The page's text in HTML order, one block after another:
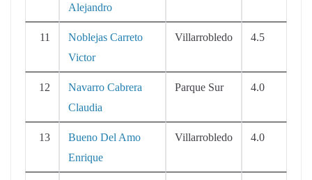
Alejandro
11
Noblejas Carreto
Victor
Villarrobledo 4.5
12
Navarro Cabrera
Claudia
Parque Sur 4.0
13
Bueno Del Amo
Enrique
Villarrobledo 4.0